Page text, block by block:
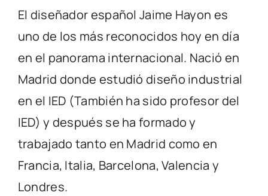
El diseñador español Jaime Hayon es
uno de los más reconocidos hoy en día
en el panorama internacional. Nació en
Madrid donde estudió diseño industrial
en el IED (También ha sido profesor del
IED) y después se ha formado y
trabajado tanto en Madrid como en
Francia, Italia, Barcelona, Valencia y
Londres.